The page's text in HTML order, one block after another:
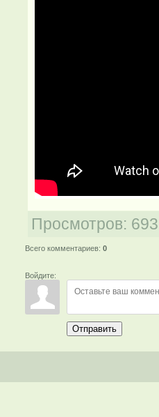
Просмотров: 693
Всего комментариев:0
Войдите:
Отправить